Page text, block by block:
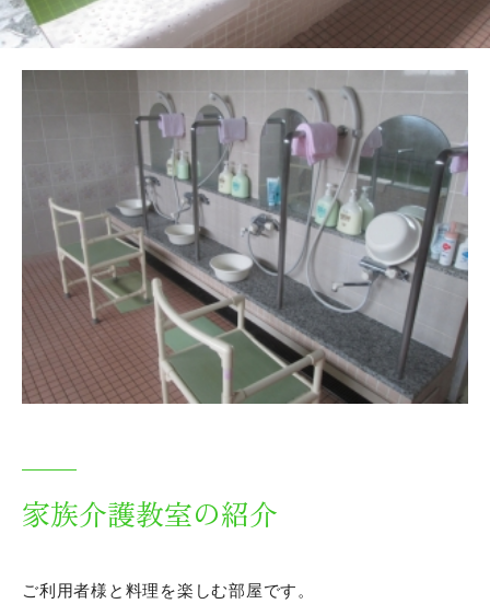
家族介護教室の紹介
ご利用者様と料理を楽しむ部屋です。